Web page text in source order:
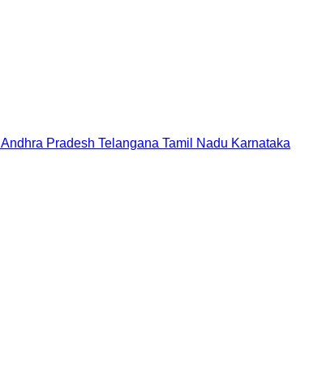
Andhra Pradesh Telangana Tamil Nadu Karnataka